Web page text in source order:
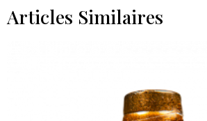
Articles Similaires